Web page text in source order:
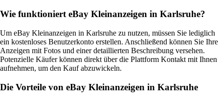
Wie funktioniert eBay Kleinanzeigen in Karlsruhe?
Um eBay Kleinanzeigen in Karlsruhe zu nutzen, müssen Sie lediglich
ein kostenloses Benutzerkonto erstellen. Anschließend können Sie Ihre
Anzeigen mit Fotos und einer detaillierten Beschreibung versehen.
Potenzielle Käufer können direkt über die Plattform Kontakt mit Ihnen
aufnehmen, um den Kauf abzuwickeln.
Die Vorteile von eBay Kleinanzeigen in Karlsruhe